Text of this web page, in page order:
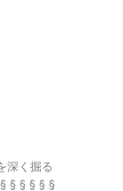
深く掘る
§ § § § §